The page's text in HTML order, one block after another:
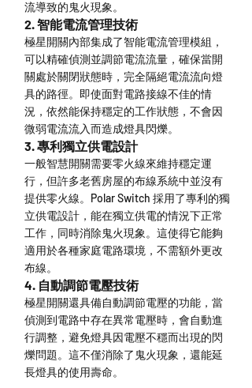
流導致的鬼火現象。
2. 智能電流管理技術
極星開關內部集成了智能電流管理模組，
可以精確偵測並調節電流流量，確保當開
關處於關閉狀態時，完全隔絕電流流向燈
具的路徑。即使面對電路接線不佳的情
況，依然能保持穩定的工作狀態，不會因
微弱電流流入而造成燈具閃爍。
3. 專利獨立供電設計
一般智慧開關需要零火線來維持穩定運
行，但許多老舊房屋的布線系統中並沒有
提供零火線。Polar Switch 採用了專利的獨
立供電設計，能在獨立供電的情況下正常
工作，同時消除鬼火現象。這使得它能夠
適用於各種家庭電路環境，不需額外更改
布線。
4. 自動調節電壓技術
極星開關還具備自動調節電壓的功能，當
偵測到電路中存在異常電壓時，會自動進
行調整，避免燈具因電壓不穩而出現的閃
爍問題。這不僅消除了鬼火現象，還能延
長燈具的使用壽命。